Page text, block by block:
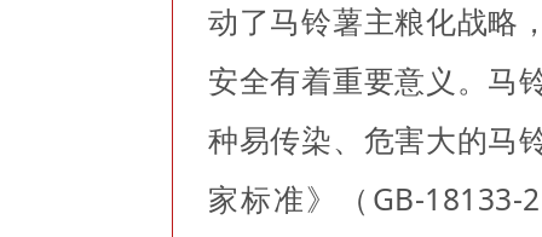
动了马铃薯主粮化战略
安全有着重要意义。马
种易传染、危害大的马
家标准》（GB-